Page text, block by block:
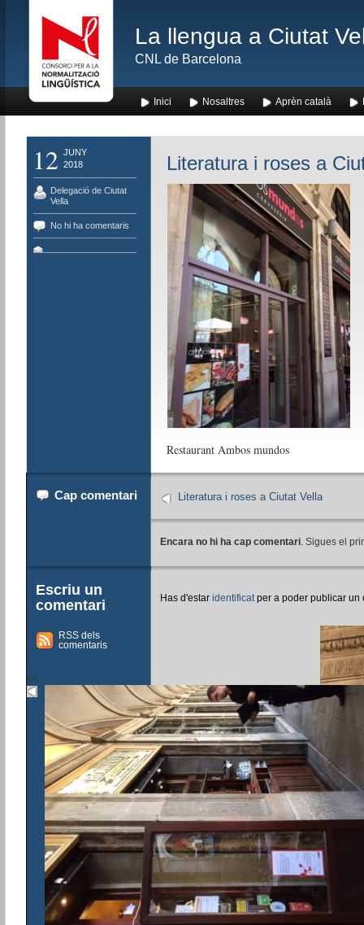
La llengua a Ciutat
CNL de Barcelona
Inici Nosaltres Aprèn català
12
JUNY
2018
Delegació de Ciutat
Vella
No hi ha comentaris
Literatura i roses a
Restaurant Ambos mundos
Cap comentari Literatura i roses a Ciutat Vella
Encara no hi ha cap comentari. Sigues el
Escriu un
comentari
RSS dels
comentaris
Has d'estaridentificatper a poder publicar un
<<